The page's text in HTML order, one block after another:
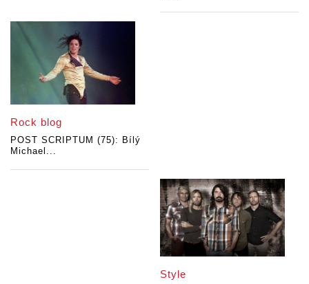
Rock blog
POST SCRIPTUM (75): Bílý
Michael...
Style